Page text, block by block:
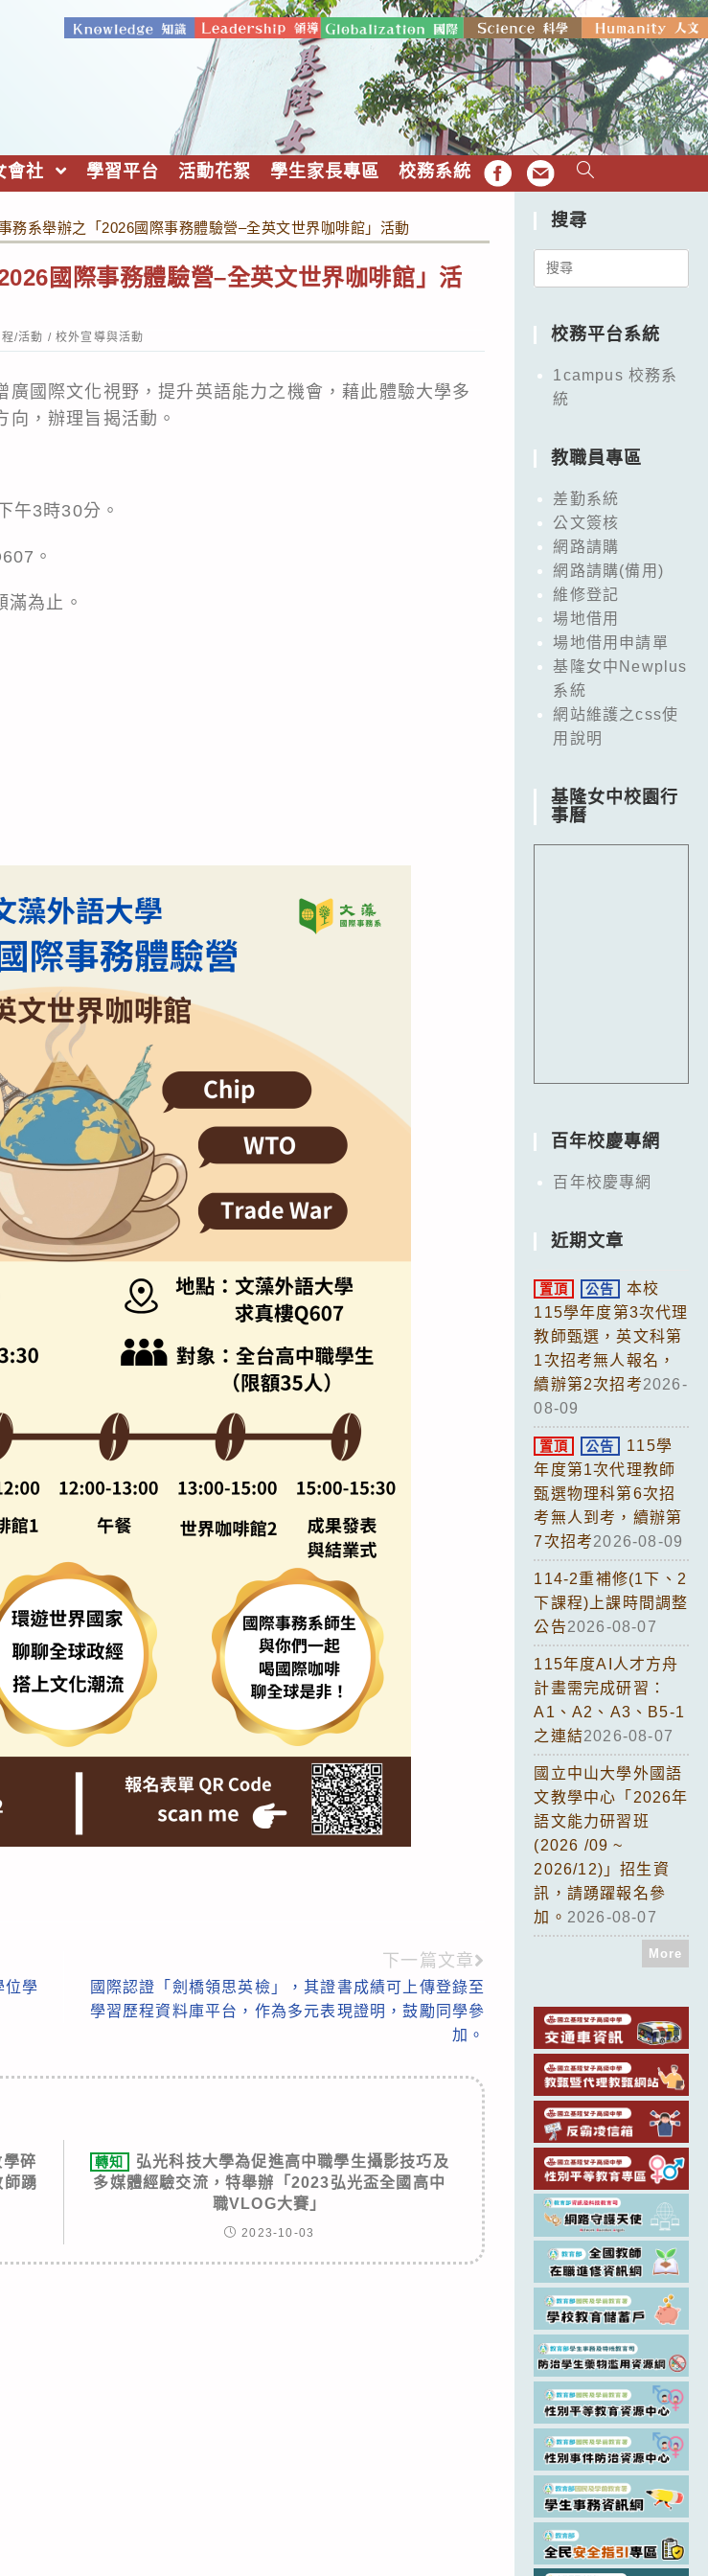
會社 學習平台 活動花絮 學生家長專區 校務系統 FB EMAIL
務系舉辦之「2026國際事務體驗營–全英文世界咖啡館」活動
國際事務體驗營–全英文世界咖啡館」活
/活動 / 校外宣導與活動
國際文化視野，提升英語能力之機會，藉此體驗大學多
，辦理旨揭活動。
午3時30分。
。
為止。
位學
下一篇文章
國際認證「劍橋領思英檢」，其證書成績可上傳登錄至
學習歷程資料庫平台，作為多元表現證明，鼓勵同學參
加。
碎
師踴
轉知
弘光科技大學為促進高中職學生攝影技巧及
多媒體經驗交流，特舉辦「2023弘光盃全國高中
職VLOG大賽」
2023-10-03
搜尋
Search
校務平台系統
1campus 校務系
統
教職員專區
差勤系統
公文簽核
網路請購
網路請購(備用)
維修登記
場地借用
場地借用申請單
基隆女中Newplus
系統
網站維護之css使
用說明
基隆女中校園行
事曆
百年校慶專網
百年校慶專網
近期文章
置頂 公告
本校
115學年度第3次代理
教師甄選，英文科第
1次招考無人報名，
續辦第2次招考2026-
08-09
置頂 公告
115學
年度第1次代理教師
甄選物理科第6次招
考無人到考，續辦第
7次招考2026-08-09
114-2重補修(1下、2
下課程)上課時間調整
公告2026-08-07
115年度AI人才方舟
計畫需完成研習：
A1、A2、A3、B5-1
之連結2026-08-07
國立中山大學外國語
文教學中心「2026年
語文能力研習班
(2026 /09 ~
2026/12)」招生資
訊，請踴躍報名參
加。 2026-08-07
More